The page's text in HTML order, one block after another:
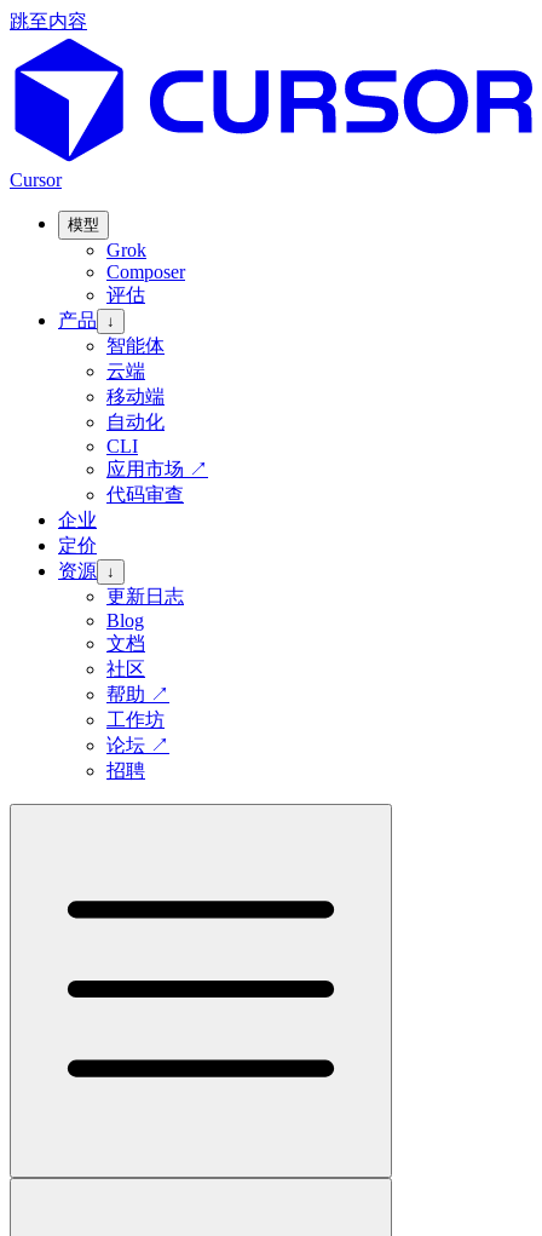
跳至内容
Cursor
模型
Grok
Composer
评估
产品
↓
智能体
云端
移动端
自动化
CLI
应用市场 ↗
代码审查
企业
定价
资源 ↓
更新日志
Blog
文档
社区
帮助 ↗
工作坊
论坛 ↗
招聘